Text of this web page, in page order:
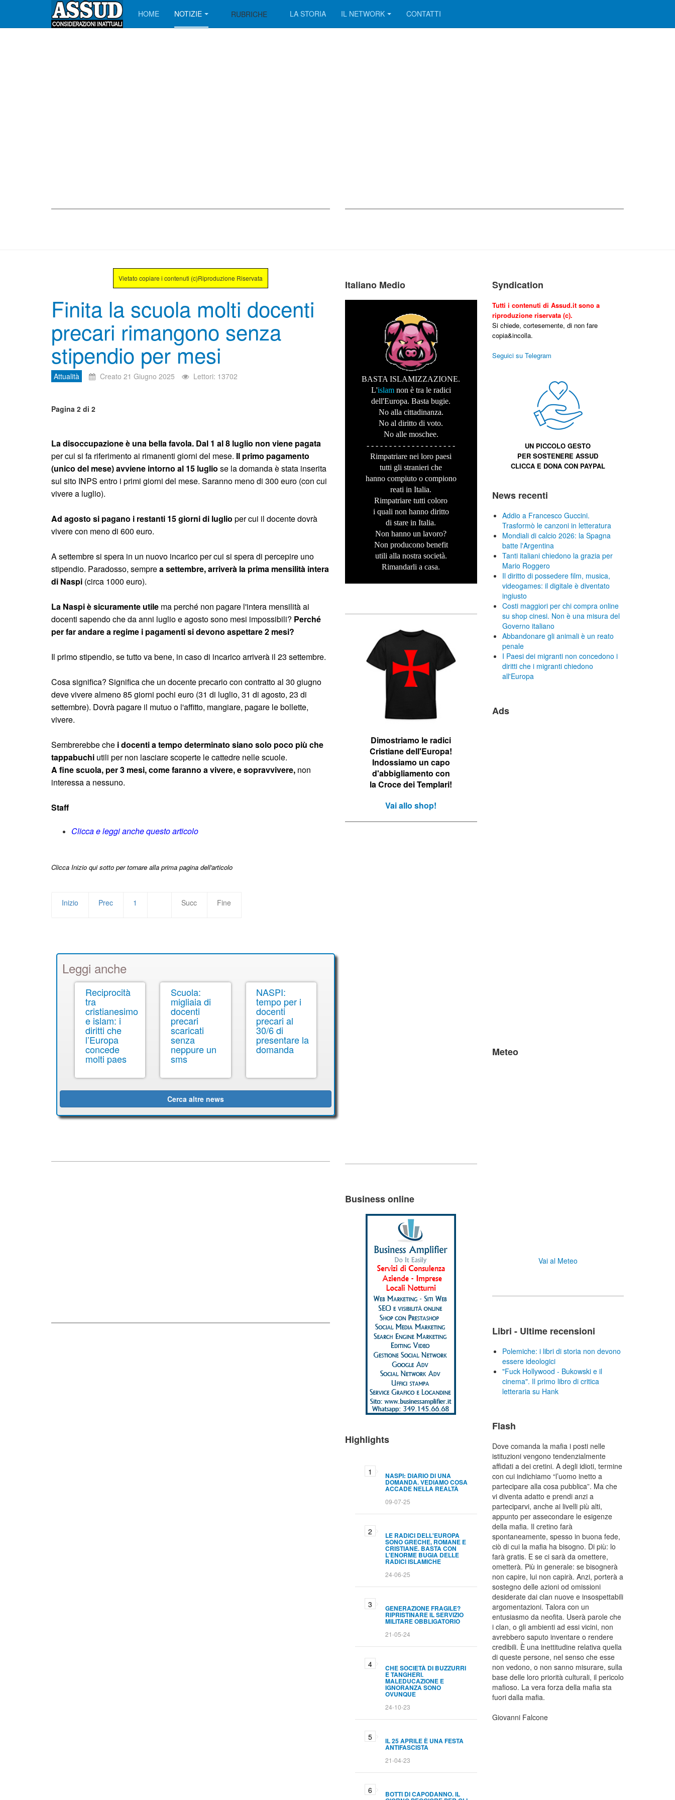
HOME NOTIZIE RUBRICHE LA STORIA IL NETWORK CONTATTI
Vietato copiare i contenuti (c)Riproduzione Riservata
Finita la scuola molti docenti
precari rimangono senza
stipendio per mesi
Attualità Creato 21 Giugno 2025 Lettori: 13702
Pagina 2 di 2
La disoccupazione è una bella favola. Dal 1 al 8 luglio non viene pagata
per cui si fa riferimento ai rimanenti giorni del mese. Il primo pagamento
(unico del mese) avviene intorno al 15 luglio se la domanda è stata inserita
sul sito INPS entro i primi giorni del mese. Saranno meno di 300 euro (con cui
vivere a luglio).
Ad agosto si pagano i restanti 15 giorni di luglio per cui il docente dovrà
vivere con meno di 600 euro.
A settembre si spera in un nuovo incarico per cui si spera di percepire uno
stipendio. Paradosso, semprea settembre, arriverà la prima mensilità intera
di Naspi (circa 1000 euro).
La Naspi è sicuramente utile ma perché non pagare l'intera mensilità ai
docenti sapendo che da anni luglio e agosto sono mesi impossibili? Perché
per far andare a regime i pagamenti si devono aspettare 2 mesi?
Il primo stipendio, se tutto va bene, in caso di incarico arriverà il 23 settembre.
Cosa significa? Significa che un docente precario con contratto al 30 giugno
deve vivere almeno 85 giorni pochi euro (31 di luglio, 31 di agosto, 23 di
settembre). Dovrà pagare il mutuo o l'affitto, mangiare, pagare le bollette,
vivere.
Sembrerebbe che i docenti a tempo determinato siano solo poco più che
tappabuchi utili per non lasciare scoperte le cattedre nelle scuole.
A fine scuola, per 3 mesi, come faranno a vivere, e sopravvivere, non
interessa a nessuno.
Staff
Clicca e leggi anche questo articolo
Clicca Inizio qui sotto per tornare alla prima pagina dell'articolo
Inizio Prec 1 Succ Fine
Leggi anche
Reciprocità
tra
cristianesimo
e islam: i
diritti che
l’Europa
concede
molti paes
Scuola:
migliaia di
docenti
precari
scaricati
senza
neppure un
sms
NASPI:
tempo per i
docenti
precari al
30/6 di
presentare la
domanda
Cerca altre news
Italiano Medio
BASTA ISLAMIZZAZIONE.
L'islam non è tra le radici
dell'Europa. Basta bugie.
No alla cittadinanza.
No al diritto di voto.
No alle moschee.
- - - - - - - - - - - - - - - - - - - -
Rimpatriare nei loro paesi
tutti gli stranieri che
hanno compiuto o compiono
reati in Italia.
Rimpatriare tutti coloro
i quali non hanno diritto
di stare in Italia.
Non hanno un lavoro?
Non producono benefit
utili alla nostra società.
Rimandarli a casa.
Dimostriamo le radici
Cristiane dell'Europa!
Indossiamo un capo
d'abbigliamento con
la Croce dei Templari!
Vai allo shop!
Business online
Highlights
NASPI: DIARIO DI UNA
DOMANDA. VEDIAMO COSA
ACCADE NELLA REALTÀ
09-07-25
LE RADICI DELL'EUROPA
SONO GRECHE, ROMANE E
CRISTIANE. BASTA CON
L'ENORME BUGIA DELLE
RADICI ISLAMICHE
24-06-25
GENERAZIONE FRAGILE?
RIPRISTINARE IL SERVIZIO
MILITARE OBBLIGATORIO
21-05-24
CHE SOCIETÀ DI BUZZURRI
E TANGHERI.
MALEDUCAZIONE E
IGNORANZA SONO
OVUNQUE
24-10-23
IL 25 APRILE È UNA FESTA
ANTIFASCISTA
21-04-23
BOTTI DI CAPODANNO. IL
Syndication
Tutti i contenuti di Assud.it sono a
riproduzione riservata (c).
Si chiede, cortesemente, di non fare
copia&incolla.
Seguici su Telegram
UN PICCOLO GESTO
PER SOSTENEREASSUD
CLICCA E DONA CON PAYPAL
News recenti
Addio a Francesco Guccini.
Trasformò le canzoni in letteratura
Mondiali di calcio 2026: la Spagna
batte l'Argentina
Tanti italiani chiedono la grazia per
Mario Roggero
Il diritto di possedere film, musica,
videogames: il digitale è diventato
ingiusto
Costi maggiori per chi compra online
su shop cinesi. Non è una misura del
Governo italiano
Abbandonare gli animali è un reato
penale
I Paesi dei migranti non concedono i
diritti che i migranti chiedono
all'Europa
Ads
Meteo
Vai al Meteo
Libri - Ultime recensioni
Polemiche: i libri di storia non devono
essere ideologici
"Fuck Hollywood - Bukowski e il
cinema". Il primo libro di critica
letteraria su Hank
Flash
Dove comanda la mafia i posti nelle
istituzioni vengono tendenzialmente
affidati a dei cretini. A degli idioti, termine
con cui indichiamo “l’uomo inetto a
partecipare alla cosa pubblica”. Ma che
vi diventa adatto e prendi anzi a
parteciparvi, anche ai livelli più alti,
appunto per assecondare le esigenze
della mafia. Il cretino farà
spontaneamente, spesso in buona fede,
ciò di cui la mafia ha bisogno. Di più: lo
farà gratis. E se ci sarà da omettere,
ometterà. Più in generale: se bisognerà
non capire, lui non capirà. Anzi, porterà a
sostegno delle azioni od omissioni
desiderate dai clan nuove e insospettabili
argomentazioni. Talora con un
entusiasmo da neofita. Userà parole che
i clan, o gli ambienti ad essi vicini, non
avrebbero saputo inventare o rendere
credibili. È una inettitudine relativa quella
di queste persone, nel senso che esse
non vedono, o non sanno misurare, sulla
base delle loro priorità culturali, il pericolo
mafioso. La vera forza della mafia sta
fuori dalla mafia.
Giovanni Falcone